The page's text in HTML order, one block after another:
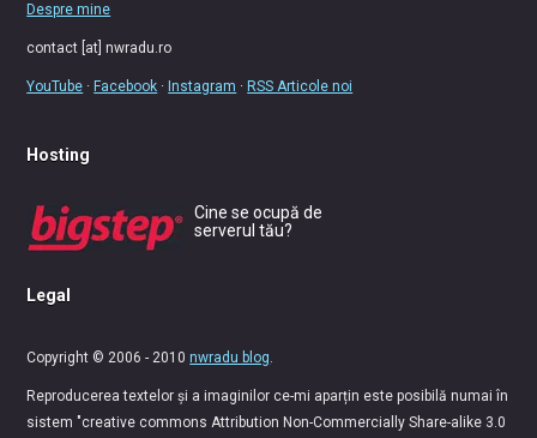
Despre mine
contact [at] nwradu.ro
YouTube · Facebook · Instagram · RSS Articole noi
Hosting
Cine se ocupă de
serverul tău?
Legal
Copyright © 2006 - 2010nwradu blog.
Reproducerea textelor și a imaginilor ce-mi aparțin este posibilă numai în
sistem "creative commons Attribution Non-Commercially Share-alike 3.0